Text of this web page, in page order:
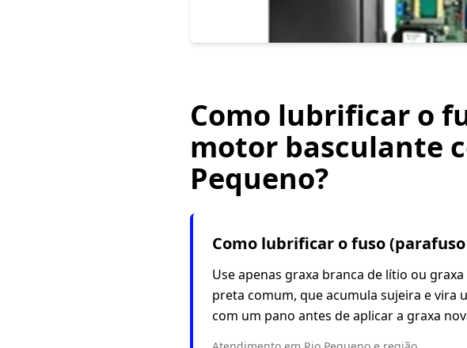
Como lubrificar o
motor basculante
Pequeno?
Como lubrificar o fuso
Use apenas graxa branca de lítio ou
preta comum, que acumula sujeira e vira
com um pano antes de aplicar a graxa